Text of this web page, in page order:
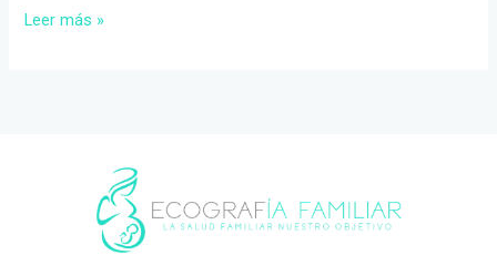
¡Hola,
Leer más »